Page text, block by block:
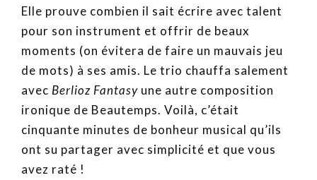
Elle prouve combien il sait écrire avec talent
pour son instrument et offrir de beaux
moments (on évitera de faire un mauvais jeu
de mots) à ses amis. Le trio chauffa salement
avec Berlioz Fantasy une autre composition
ironique de Beautemps. Voilà, c’était
cinquante minutes de bonheur musical qu’ils
ont su partager avec simplicité et que vous
avez raté !